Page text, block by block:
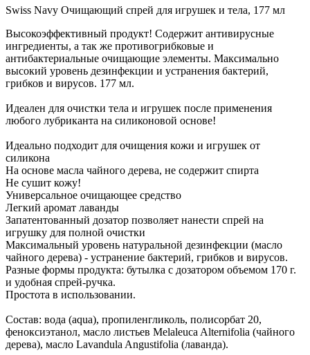
Swiss Navy Очищающий спрей для игрушек и тела, 177 мл
Высокоэффективный продукт! Содержит антивирусные
ингредиенты, а так же противогрибковые и
антибактериальные очищающие элементы. Максимально
высокий уровень дезинфекции и устранения бактерий,
грибков и вирусов. 177 мл.
Идеален для очистки тела и игрушек после применения
любого лубриканта на силиконовой основе!
Идеально подходит для очищения кожи и игрушек от
силикона
На основе масла чайного дерева, не содержит спирта
Не сушит кожу!
Универсальное очищающее средство
Легкий аромат лаванды
Запатентованный дозатор позволяет нанести спрей на
игрушку для полной очистки
Максимальный уровень натуральной дезинфекции (масло
чайного дерева) - устранение бактерий, грибков и вирусов.
Разные формы продукта: бутылка с дозатором объемом 170 г.
и удобная спрей-ручка.
Простота в использовании.
Состав: вода (aqua), пропиленгликоль, полисорбат 20,
феноксиэтанол, масло листьев Melaleuca Alternifolia (чайного
дерева), масло Lavandula Angustifolia (лаванда).